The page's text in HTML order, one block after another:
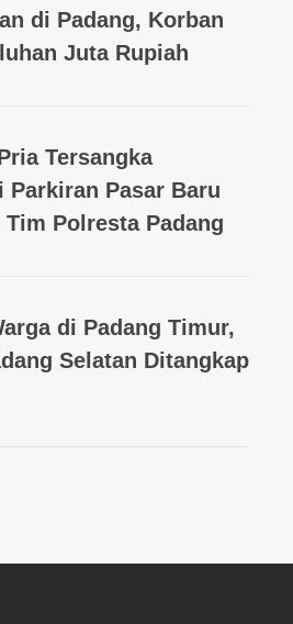
di Padang, Korban
Juta Rupiah
Tersangka
Parkiran Pasar Baru
Polresta Padang
di Padang Timur,
Selatan Ditangkap